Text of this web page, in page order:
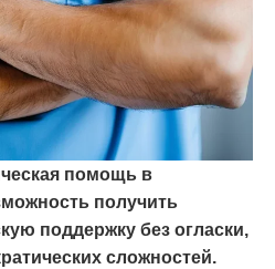
помощь в
получить
поддержку без огласки,
сложностей.